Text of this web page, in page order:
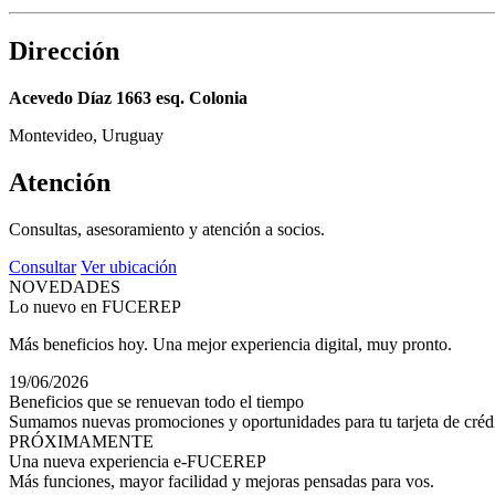
Dirección
Acevedo Díaz 1663 esq. Colonia
Montevideo, Uruguay
Atención
Consultas, asesoramiento y atención a socios.
Consultar Ver ubicación
NOVEDADES
Lo nuevo en FUCEREP
Más beneficios hoy. Una mejor experiencia digital, muy pronto.
19/06/2026
Beneficios que se renuevan todo el tiempo
Sumamos nuevas promociones y oportunidades para tu tarjeta de
PRÓXIMAMENTE
Una nueva experiencia e-FUCEREP
Más funciones, mayor facilidad y mejoras pensadas para vos.